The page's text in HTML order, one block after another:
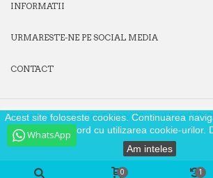
WhatsApp
INFORMATII
URMARESTE-NE PE SOCIAL MEDIA
CONTACT
Acest site foloseste cookies. Continuarea
de acord cu utilizarea cookie-urilor.
Am inteles
Website operat de Fox Society SRL, Cod Fiscal
J40/9871/2018
0 1